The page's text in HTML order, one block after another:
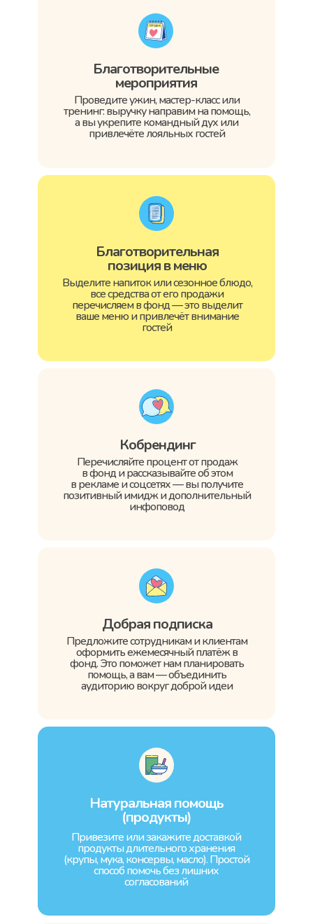
Перечисляйте процент от продаж
в фонд и рассказывайте об этом
в рекламе и соцсетях — вы получите
позитивный имидж и дополнительный
инфоповод
Кобрендинг
Выделите напиток или сезонное блюдо,
все средства от его продажи
перечисляем в фонд — это выделит
ваше меню и привлечёт внимание
гостей
Благотворительная
позиция в меню
Проведите ужин, мастер-класс или
тренинг: выручку направим на помощь,
а вы укрепите командный дух или
привлечёте лояльных гостей
Благотворительные
мероприятия
Привезите или закажите доставкой
продукты длительного хранения
(крупы, мука, консервы, масло). Простой
способ помочь без лишних
согласований
Натуральная помощь
(продукты)
Предложите сотрудникам и клиентам
оформить ежемесячный платёж в
фонд. Это поможет нам планировать
помощь, а вам — объединить
аудиторию вокруг доброй идеи
Добрая подписка